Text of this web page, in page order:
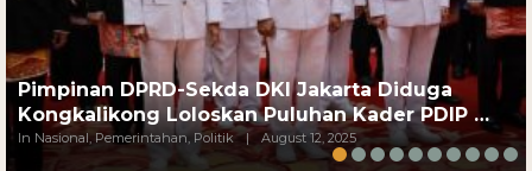
Pimpinan DPRD-Sekda DKI Jakarta Diduga
Kongkalikong Loloskan Puluhan Kader PDIP …
In Nasional, Pemerintahan, Politik | August 12, 2025